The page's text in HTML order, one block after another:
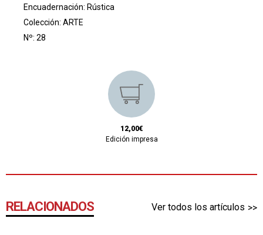
Encuadernación: Rústica
Colección: ARTE
Nº: 28
12,00€
Edición impresa
RELACIONADOS Ver todos los artículos